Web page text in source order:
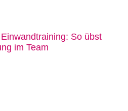
Einwandtraining: So übst
im Team